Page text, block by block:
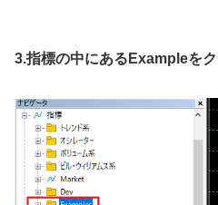
3.指標の中にあるExampleをク